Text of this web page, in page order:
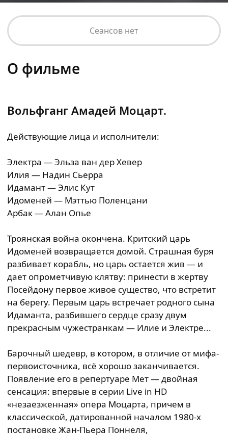
Сеансов нет
О фильме
Вольфганг Амадей Моцарт.
Действующие лица и исполнители:
Электра — Эльза ван дер Хевер
Илия — Надин Сьерра
Идамант — Элис Кут
Идоменей — Мэттью Поленцани
Арбак — Алан Опье
Троянская война окончена. Критский царь
Идоменей возвращается домой. Страшная буря
разбивает корабль, но царь остается жив — и
дает опрометчивую клятву: принести в жертву
Посейдону первое живое существо, что встретит
на берегу. Первым царь встречает родного сына
Идаманта, разбившего сердце сразу двум
прекрасным чужестранкам — Илие и Электре...
Барочный шедевр, в котором, в отличие от мифа-
первоисточника, всё хорошо заканчивается.
Появление его в репертуаре Мет — двойная
сенсация: впервые в серии Live in HD
«незаезженная» опера Моцарта, причем в
классической, датированной началом 1980-х
постановке Жан-Пьера Поннеля,